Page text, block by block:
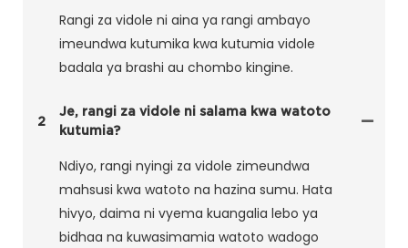
Rangi za vidole ni aina ya rangi ambayo
imeundwa kutumika kwa kutumia vidole
badala ya brashi au chombo kingine.
2
Je, rangi za vidole ni salama kwa watoto
kutumia?
Ndiyo, rangi nyingi za vidole zimeundwa
mahsusi kwa watoto na hazina sumu. Hata
hivyo, daima ni vyema kuangalia lebo ya
bidhaa na kuwasimamia watoto wadogo